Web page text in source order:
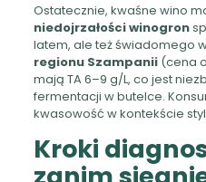
Ostatecznie, kwaśne wino
niedojrzałości winogron
latem, ale też świadomego
regionu Szampanii(cena
mają TA 6–9 g/L, co jest
fermentacji w butelce.
kwasowość w kontekście
Kroki